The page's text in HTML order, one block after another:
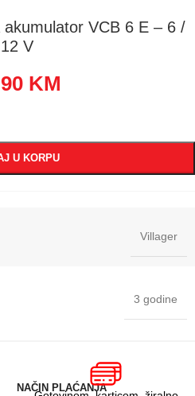
VCB 6 E – 6 /
12 V
KM
U KORPU
Villager
3 godine
NAČIN PLAĆANJA